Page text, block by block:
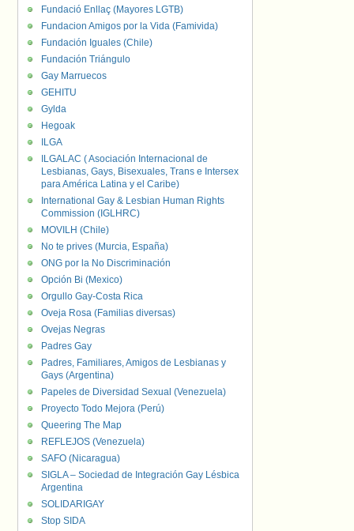
Fundació Enllaç (Mayores LGTB)
Fundacion Amigos por la Vida (Famivida)
Fundación Iguales (Chile)
Fundación Triángulo
Gay Marruecos
GEHITU
Gylda
Hegoak
ILGA
ILGALAC ( Asociación Internacional de
Lesbianas, Gays, Bisexuales, Trans e Intersex
para América Latina y el Caribe)
International Gay & Lesbian Human Rights
Commission (IGLHRC)
MOVILH (Chile)
No te prives (Murcia, España)
ONG por la No Discriminación
Opción Bi (Mexico)
Orgullo Gay-Costa Rica
Oveja Rosa (Familias diversas)
Ovejas Negras
Padres Gay
Padres, Familiares, Amigos de Lesbianas y
Gays (Argentina)
Papeles de Diversidad Sexual (Venezuela)
Proyecto Todo Mejora (Perú)
Queering The Map
REFLEJOS (Venezuela)
SAFO (Nicaragua)
SIGLA – Sociedad de Integración Gay Lésbica
Argentina
SOLIDARIGAY
Stop SIDA